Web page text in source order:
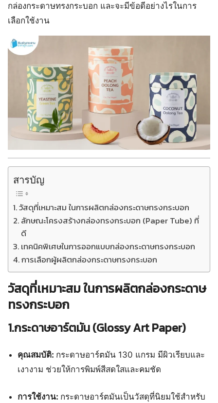
กล่องกระดาษทรงกระบอก และจะมีข้อดีอย่างไรในการ
เลือกใช้งาน
สารบัญ
วัสดุที่เหมาะสม ในการผลิตกล่องกระดาษทรงกระบอก
ลักษณะโครงสร้างกล่องทรงกระบอก (Paper Tube) ที่
ดี
เทคนิคพิเศษในการออกแบบกล่องกระดาษทรงกระบอก
การเลือกผู้ผลิตกล่องกระดาษทรงกระบอก
วัสดุที่เหมาะสม ในการผลิตกล่องกระดาษ
ทรงกระบอก
1.กระดาษอาร์ตมัน (Glossy Art Paper)
คุณสมบัติ: กระดาษอาร์ตมัน 130 แกรม มีผิวเรียบและ
เงางาม ช่วยให้การพิมพ์สีสดใสและคมชัด
การใช้งาน: กระดาษอาร์ตมันเป็นวัสดุที่นิยมใช้สำหรับ